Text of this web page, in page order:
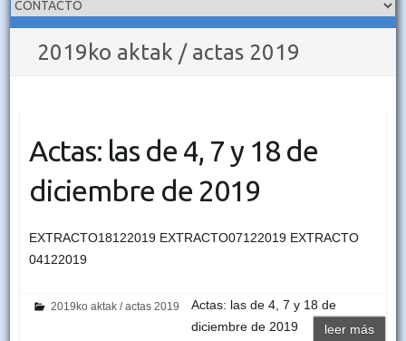
2019ko aktak / actas 2019
Actas: las de 4, 7 y 18 de
diciembre de 2019
EXTRACTO18122019 EXTRACTO07122019 EXTRACTO
04122019
2019ko aktak / actas 2019
Actas: las de 4, 7 y 18 de
diciembre de 2019
leer más